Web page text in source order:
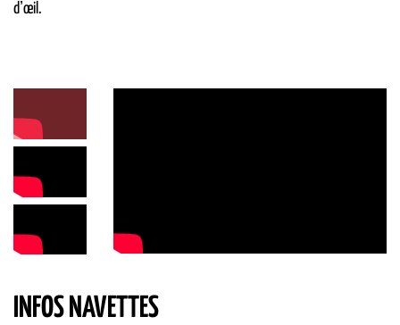
dʼœil.
INFOS NAVETTES